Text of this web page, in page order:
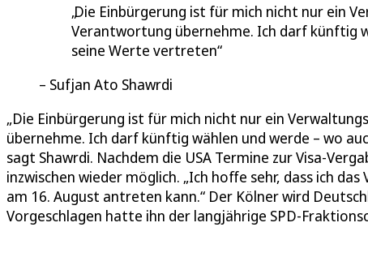
Die Einbürgerung ist für mich nicht nur ein
Verantwortung übernehme. Ich darf künftig
seine Werte vertreten
Sufjan Ato Shawrdi
„Die Einbürgerung ist für mich nicht nur ein
übernehme. Ich darf künftig wählen und werde – wo
sagt Shawrdi. Nachdem die USA Termine zur Visa-
inzwischen wieder möglich. „Ich hoffe sehr, dass ich
am 16. August antreten kann.“ Der Kölner wird
Vorgeschlagen hatte ihn der langjährige SPD-